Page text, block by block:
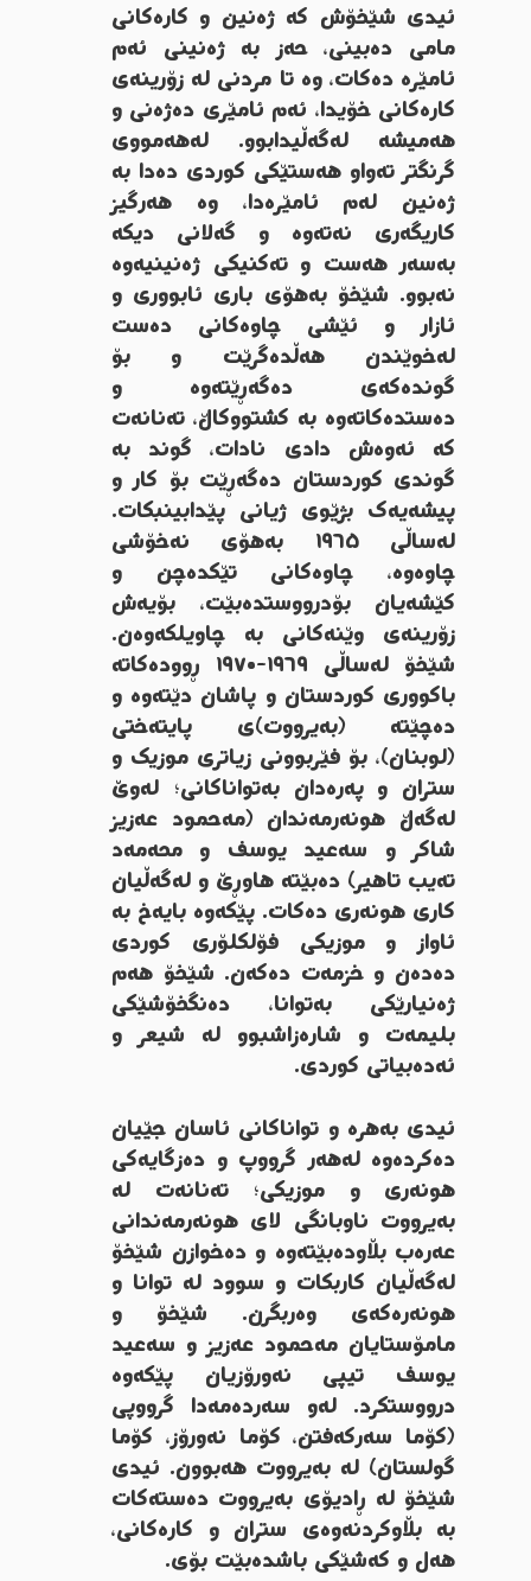
ئیدی شێخۆش کە ژەنین و کارەکانی
مامی دەبینی، حەز بە ژەنینی ئەم
ئامێرە دەکات، وە تا مردنی لە زۆرینەی
کارەکانی خۆیدا، ئەم ئامێری دەژەنی و
هەمیشە لەگەڵیدابوو. لەهەمووی
گرنگتر تەواو هەستێکی کوردی دەدا بە
ژەنین لەم ئامێرەدا، وە هەرگیز
کاریگەری نەتەوە و گەلانی دیکە
بەسەر هەست و تەکنیکی ژەنینیەوە
نەبوو. شێخۆ بەهۆی باری ئابووری و
ئازار و ئێشی چاوەکانی دەست
لەخوێندن هەڵدەگرێت و بۆ
گوندەکەی دەگەڕێتەوە و
دەستدەکاتەوە بە کشتووکاڵ، تەنانەت
کە ئەوەش دادی نادات، گوند بە
گوندی کوردستان دەگەڕێت بۆ کار و
پیشەیەک بژێوی ژیانی پێدابینبکات.
لەساڵی ١٩٦٥ بەهۆی نەخۆشی
چاوەوە، چاوەکانی تێکدەچن و
کێشەیان بۆدرووستدەبێت، بۆیەش
زۆرینەی وێنەکانی بە چاویلکەوەن.
شێخۆ لەساڵی ١٩٦٩-١٩٧٠ ڕوودەکاتە
باکووری کوردستان و پاشان دێتەوە و
دەچێتە (بەیرووت)ی پایتەختی
(لوبنان)، بۆ فێربوونی زیاتری موزیک و
ستران و پەرەدان بەتواناکانی؛ لەوێ
لەگەڵ هونەرمەندان (مەحمود عەزیز
شاکر و سەعید یوسف و محەمەد
تەیب تاهیر) دەبێتە هاوڕێ و لەگەڵیان
کاری هونەری دەکات. پێکەوە بایەخ بە
ئاواز و موزیکی فۆلکلۆری کوردی
دەدەن و خزمەت دەکەن. شێخۆ هەم
ژەنیارێکی بەتوانا، دەنگخۆشێکی
بلیمەت و شارەزاشبوو لە شیعر و
ئەدەبیاتی کوردی.
ئیدی بەهرە و تواناکانی ئاسان جێیان
دەکردەوە لەهەر گرووپ و دەزگایەکی
هونەری و موزیکی؛ تەنانەت لە
بەیرووت ناوبانگی لای هونەرمەندانی
عەرەب بڵاودەبێتەوە و دەخوازن شێخۆ
لەگەڵیان کاربکات و سوود لە توانا و
هونەرەکەی وەربگرن. شێخۆ و
مامۆستایان مەحمود عەزیز و سەعید
یوسف تیپی نەورۆزیان پێکەوە
درووستکرد. لەو سەردەمەدا گرووپی
(کۆما سەرکەفتن، کۆما نەورۆز، کۆما
گولستان) لە بەیرووت هەبوون. ئیدی
شێخۆ لە ڕادیۆی بەیرووت دەستەکات
بە بڵاوکردنەوەی ستران و کارەکانی،
هەل و کەشێکی باشدەبێت بۆی.